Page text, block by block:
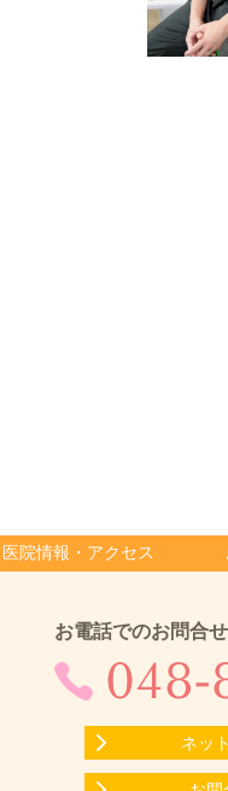
医院情報・アクセス
お電話でのお問合
048-
ネッ